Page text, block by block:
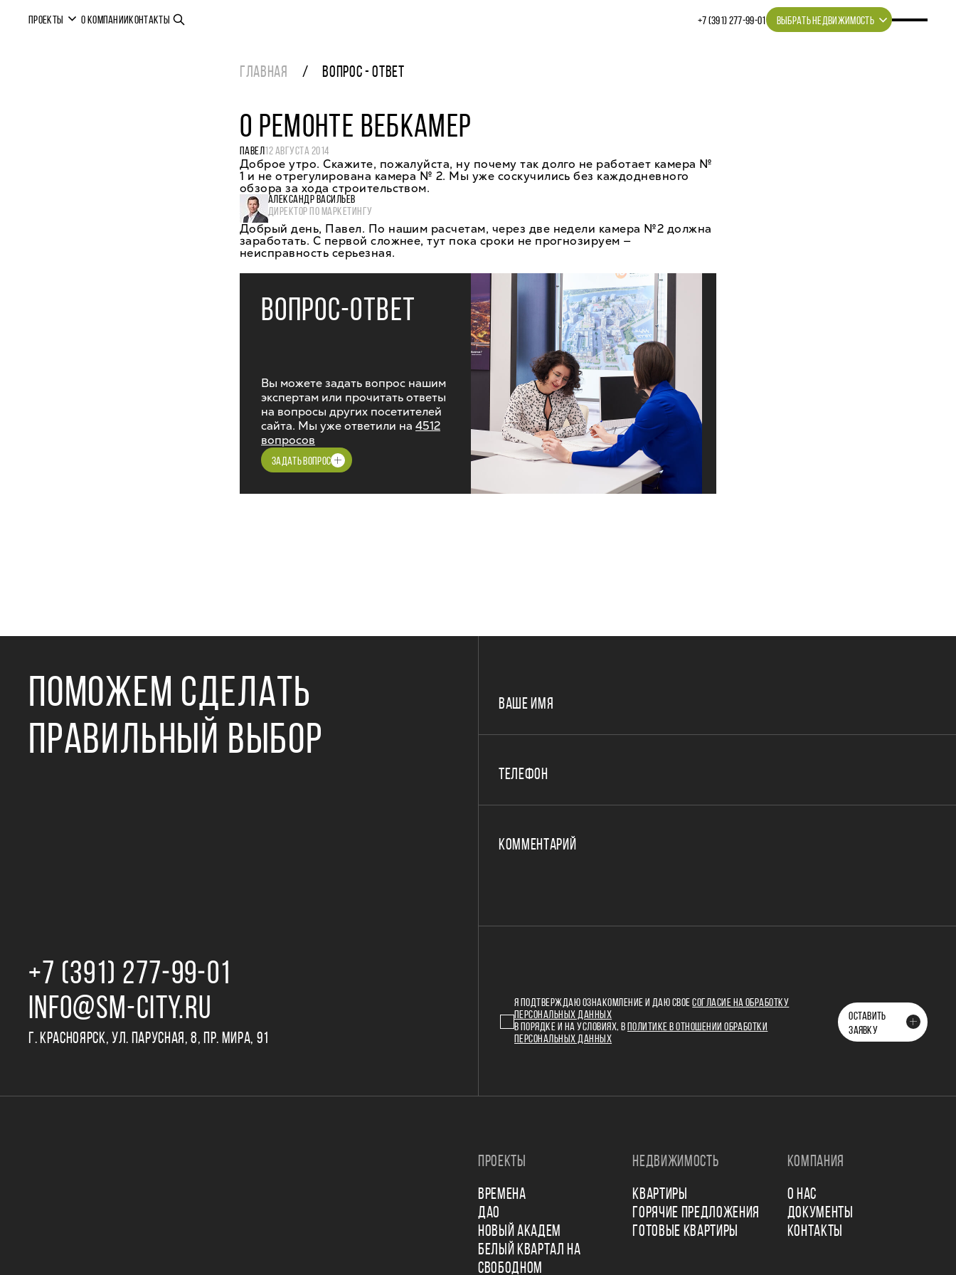
ПРОЕКТЫ О КОМПАНИИКОНТАКТЫ +7 (391) 277‒99‒01 ВЫБРАТЬ НЕДВИЖИМОСТЬ
ГЛАВНАЯ ВОПРОС - ОТВЕТ
О РЕМОНТЕ ВЕБКАМЕР
ПАВЕЛ 12 АВГУСТА 2014
Доброе утро. Скажите, пожалуйста, ну почему так долго не работает камера №
1 и не отрегулирована камера № 2. Мы уже соскучились без каждодневного
обзора за хода строительством.
АЛЕКСАНДР ВАСИЛЬЕВ
ДИРЕКТОР ПО МАРКЕТИНГУ
Добрый день, Павел. По нашим расчетам, через две недели камера №2 должна
заработать. С первой сложнее, тут пока сроки не прогнозируем —
неисправность серьезная.
ВОПРОС-ОТВЕТ
Вы можете задать вопрос нашим
экспертам или прочитать ответы
на вопросы других посетителей
сайта. Мы уже ответили на 4512
вопросов
ЗАДАТЬ ВОПРОС
ПОМОЖЕМ СДЕЛАТЬ
ПРАВИЛЬНЫЙ ВЫБОР
+7 (391) 277‒99‒01
INFO@SM-CITY.RU
Г. КРАСНОЯРСК, УЛ. ПАРУСНАЯ, 8, ПР. МИРА, 91
ВАШЕ ИМЯ
ТЕЛЕФОН
КОММЕНТАРИЙ
Я ПОДТВЕРЖДАЮ ОЗНАКОМЛЕНИЕ И ДАЮ СВОЕСОГЛАСИЕ НА ОБРАБОТКУ
ПЕРСОНАЛЬНЫХ ДАННЫХ
В ПОРЯДКЕ И НА УСЛОВИЯХ, В
ПОЛИТИКЕ В ОТНОШЕНИИ ОБРАБОТКИ
ПЕРСОНАЛЬНЫХ ДАННЫХ
ОСТАВИТЬ
ЗАЯВКУ
ПРОЕКТЫ
ВРЕМЕНА
ДАО
НОВЫЙ АКАДЕМ
БЕЛЫЙ КВАРТАЛ НА
СВОБОДНОМ
НЕДВИЖИМОСТЬ
КВАРТИРЫ
ГОРЯЧИЕ ПРЕДЛОЖЕНИЯ
ГОТОВЫЕ КВАРТИРЫ
КОМПАНИЯ
О НАС
ДОКУМЕНТЫ
КОНТАКТЫ